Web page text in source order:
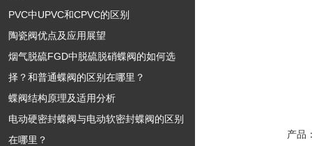
PVC中UPVC和CPVC的区别
陶瓷阀优点及应用展望
烟气脱硫FGD中脱硫脱硝蝶阀的如何选
择？和普通蝶阀的区别在哪里？
蝶阀结构原理及适用分析
电动硬密封蝶阀与电动软密封蝶阀的区别
在哪里？
产品